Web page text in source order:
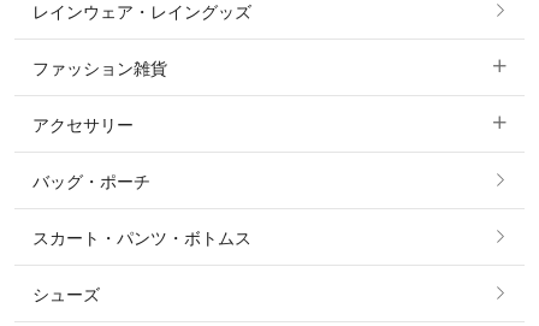
ニット・セーター
シャツ・ブラウス・ワンピース
ジャケット・ブルゾン
すべての競技用ウェア
ショージャケット
ショーシャツ
レインウェア・レイングッズ
ファッション雑貨
すべてのファッション雑貨
ソックス
ベルト
アクセサリー
すべてのアクセサリー
リング
ピアス・イヤリング
バッグ・ポーチ
スカート・パンツ・ボトムス
シューズ